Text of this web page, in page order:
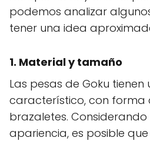
podemos analizar
tener una idea
1. Material y tamaño
Las pesas de Goku tienen
característico, con forma
brazaletes.
apariencia, es posible